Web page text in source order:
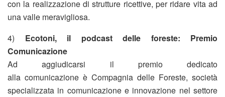
con la realizzazione di strutture ricettive, per ridare vita ad
una valle meravigliosa.
4) Ecotoni, il podcast delle foreste: Premio
Comunicazione
Ad aggiudicarsi il premio dedicato
alla comunicazione è Compagnia delle Foreste, società
specializzata in comunicazione e innovazione nel settore